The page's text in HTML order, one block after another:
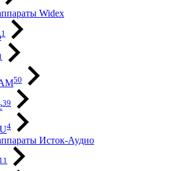
Widex
1
50
39
4
Исток-Аудио
11